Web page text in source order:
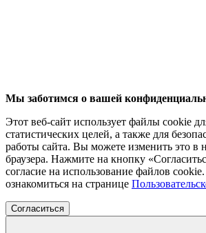
Мы заботимся о вашей
Этот веб-сайт использует файлы cookie
статистических целей, а также для
работы сайта. Вы можете изменить это в
браузера. Нажмите на кнопку
согласие на использование файлов
ознакомиться на странице
Согласиться